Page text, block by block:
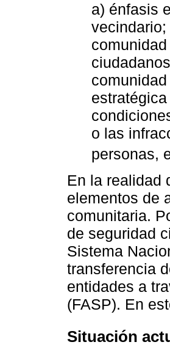
a) énfasis
o las
personas,
En la realidad
elementos de
comunitaria.
de seguridad
Sistema
transferencia
entidades a
(FASP). En
Situación